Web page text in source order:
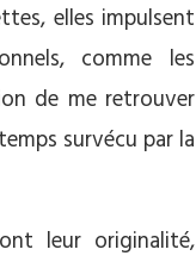
elles impulsent
comme les
de me retrouver
survécu par la
leur originalité,